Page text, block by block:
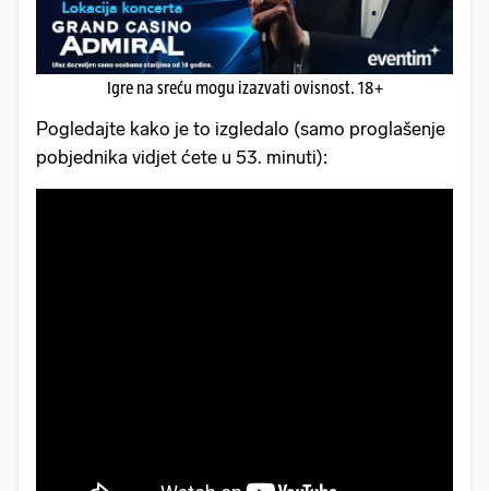
Igre na sreću mogu izazvati ovisnost. 18+
Pogledajte kako je to izgledalo (samo proglašenje
pobjednika vidjet ćete u 53. minuti):